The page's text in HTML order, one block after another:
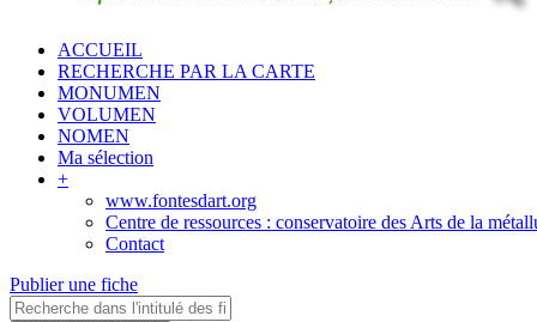
ACCUEIL
RECHERCHE PAR LA CARTE
MONUMEN
VOLUMEN
NOMEN
Ma sélection
+
www.fontesdart.org
Centre de ressources : conservatoire des Arts de la
Contact
Publier une fiche